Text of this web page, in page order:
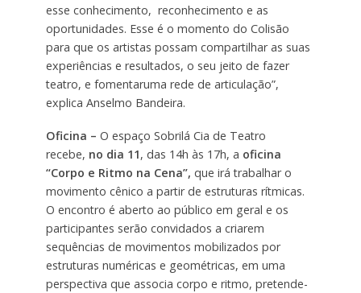
esse conhecimento, reconhecimento e as
oportunidades. Esse é o momento do Colisão
para que os artistas possam compartilhar as suas
experiências e resultados, o seu jeito de fazer
teatro, e fomentaruma rede de articulação”,
explica Anselmo Bandeira.
Oficina – O espaço Sobrilá Cia de Teatro
recebe, no dia 11, das 14h às 17h, a oficina
“Corpo e Ritmo na Cena”, que irá trabalhar o
movimento cênico a partir de estruturas rítmicas.
O encontro é aberto ao público em geral e os
participantes serão convidados a criarem
sequências de movimentos mobilizados por
estruturas numéricas e geométricas, em uma
perspectiva que associa corpo e ritmo, pretende-